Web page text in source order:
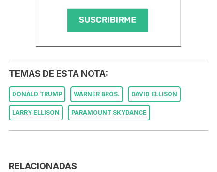
TEMAS DE ESTA NOTA:
DONALD TRUMP WARNER BROS. DAVID ELLISON
LARRY ELLISON PARAMOUNT SKYDANCE
RELACIONADAS